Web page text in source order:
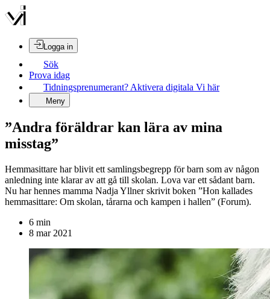
Logga in
Sök
Prova idag
Tidningsprenumerant? Aktivera digitala Vi här
Meny
”Andra föräldrar kan lära av mina
misstag”
Hemmasittare har blivit ett samlingsbegrepp för barn som av någon
anledning inte klarar av att gå till skolan. Lova var ett sådant barn.
Nu har hennes mamma Nadja Yllner skrivit boken ”Hon kallades
hemmasittare: Om skolan, tårarna och kampen i hallen” (Forum).
6 min
8 mar 2021